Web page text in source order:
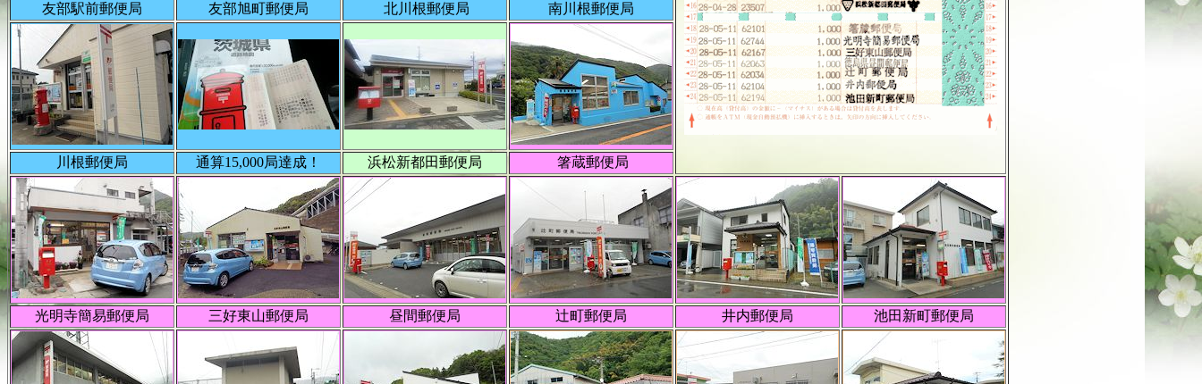
友部駅前郵便局 友部旭町郵便局 北川根郵便局 南川根郵便局
川根郵便局 通算15,000局達成！ 浜松新都田郵便局 箸蔵郵便局
光明寺簡易郵便局 三好東山郵便局 昼間郵便局 辻町郵便局 井内郵便局 池田新町郵便局